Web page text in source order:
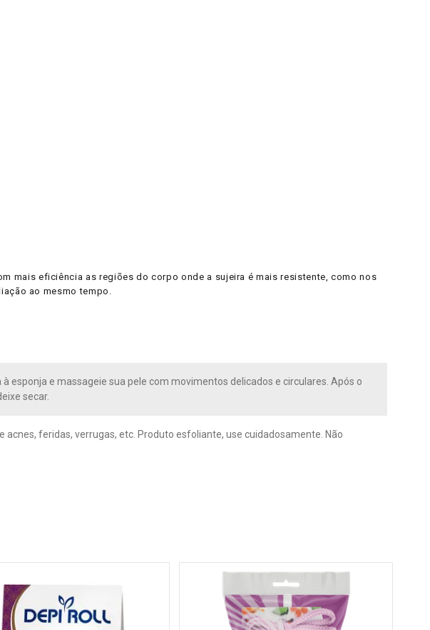
mais eficiência as regiões do corpo onde a sujeira é mais resistente, como nos
ao mesmo tempo.
esponja e massageie sua pele com movimentos delicados e circulares. Após o
secar.
acnes, feridas, verrugas, etc. Produto esfoliante, use cuidadosamente. Não